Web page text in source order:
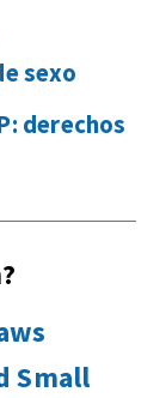
sexo
derechos
Small